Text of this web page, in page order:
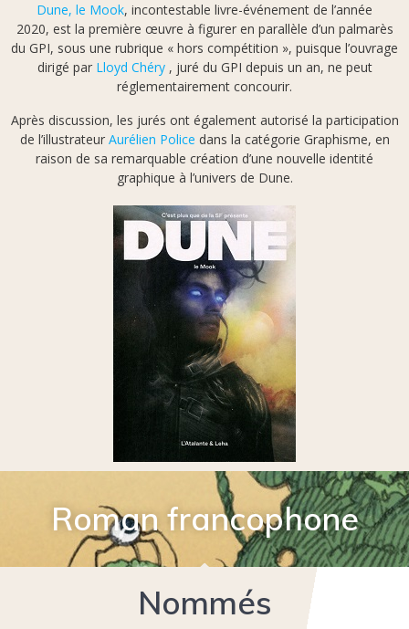
Dune, le Mook, incontestable livre-événement de l’année
2020, est la première œuvre à figurer en parallèle d’un palmarès
du GPI, sous une rubrique « hors compétition », puisque l’ouvrage
dirigé par Lloyd Chéry, juré du GPI depuis un an, ne peut
réglementairement concourir.
Après discussion, les jurés ont également autorisé la participation
de l’illustrateur Aurélien Police dans la catégorie Graphisme, en
raison de sa remarquable création d’une nouvelle identité
graphique à l’univers de Dune.
Roman francophone
Nommés